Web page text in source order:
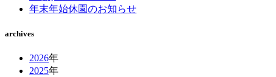
年末年始休園のお知らせ
archives
2026年
2025年